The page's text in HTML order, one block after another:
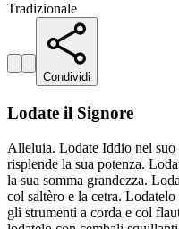
Tradizionale
Condividi
Lodate il Signore
Alleluia. Lodate Iddio nel suo
risplende la sua potenza.
la sua somma grandezza.
col saltèro e la cetra.
gli strumenti a corda e col